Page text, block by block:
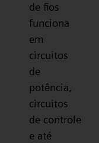
de fios
funciona
em
circuitos
de
potência,
circuitos
de controle
e até